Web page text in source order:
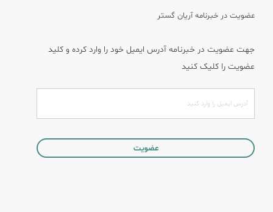
عضویت در خبرنامه آریان گستر
جهت عضویت در خبرنامه آدرس ایمیل خود را وارد کرده و کلید
عضویت را کلیک کنید